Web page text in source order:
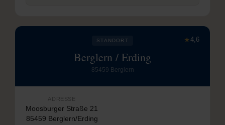
★4,6
STANDORT
Berglern / Erding
85459 Berglern
ADRESSE
Moosburger Straße 21
85459 Berglern/Erding